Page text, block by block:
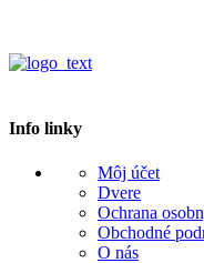
Info linky
Môj účet
Dvere
Ochrana
Obchodné
O nás